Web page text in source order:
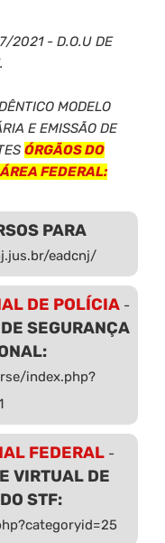
2021 - D.O.U DE
MODELO
E EMISSÃO DE
ÓRGÃOS DO
FEDERAL:
PARA
eadcnj/
DE POLÍCIA -
SEGURANÇA
index.php?
FEDERAL-
VIRTUAL DE
STF: